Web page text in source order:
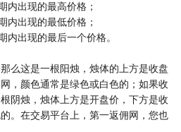
内出现的最高价格；
内出现的最低价格；
内出现的最后一个价格。
这是一根阳烛，烛体的上方是收盘
，颜色通常是绿色或白色的；如果收
阴烛，烛体上方是开盘价，下方是收
。在交易平台上，第一返佣网，您也